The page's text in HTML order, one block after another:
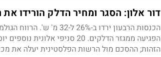
דור אלון: הסגר ומחיר הדלק הורידו את הרווח
הזהות; ההסכם מול הרשות הפלסטינית יעלה את